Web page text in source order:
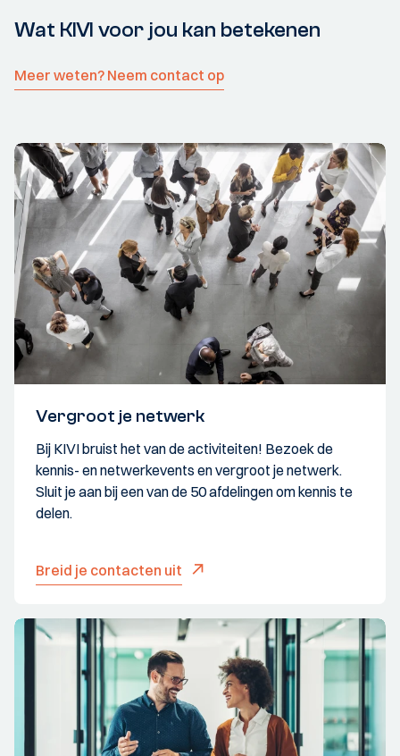
Wat KIVI voor jou kan betekenen
Meer weten? Neem contact op
Vergroot je netwerk
Bij KIVI bruist het van de activiteiten! Bezoek de
kennis- en netwerkevents en vergroot je netwerk.
Sluit je aan bij een van de 50 afdelingen om kennis te
delen.
Breid je contacten uit